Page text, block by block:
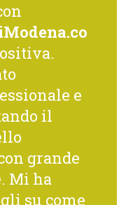
e
il
grande
Mi ha
su come